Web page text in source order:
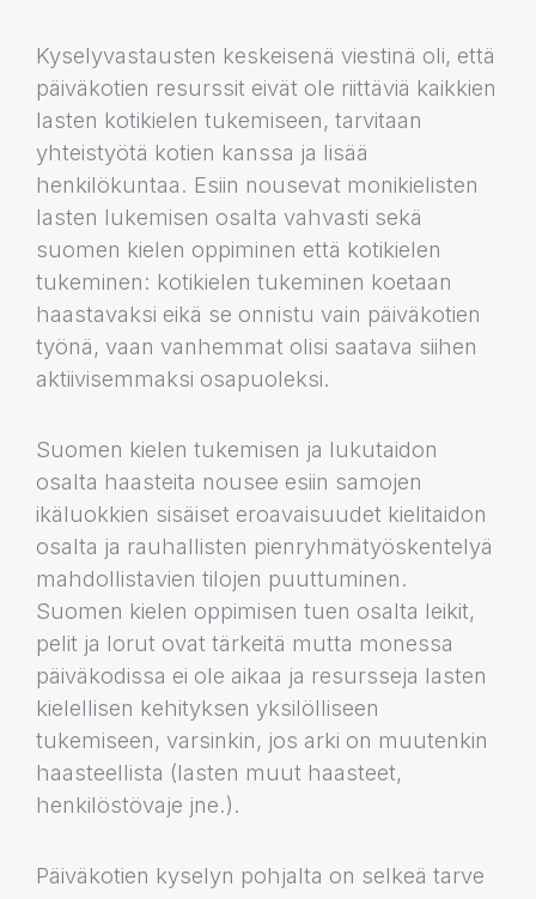
Kyselyvastausten keskeisenä viestinä oli, että
päiväkotien resurssit eivät ole riittäviä kaikkien
lasten kotikielen tukemiseen, tarvitaan
yhteistyötä kotien kanssa ja lisää
henkilökuntaa. Esiin nousevat monikielisten
lasten lukemisen osalta vahvasti sekä
suomen kielen oppiminen että kotikielen
tukeminen: kotikielen tukeminen koetaan
haastavaksi eikä se onnistu vain päiväkotien
työnä, vaan vanhemmat olisi saatava siihen
aktiivisemmaksi osapuoleksi.
Suomen kielen tukemisen ja lukutaidon
osalta haasteita nousee esiin samojen
ikäluokkien sisäiset eroavaisuudet kielitaidon
osalta ja rauhallisten pienryhmätyöskentelyä
mahdollistavien tilojen puuttuminen.
Suomen kielen oppimisen tuen osalta leikit,
pelit ja lorut ovat tärkeitä mutta monessa
päiväkodissa ei ole aikaa ja resursseja lasten
kielellisen kehityksen yksilölliseen
tukemiseen, varsinkin, jos arki on muutenkin
haasteellista (lasten muut haasteet,
henkilöstövaje jne.).
Päiväkotien kyselyn pohjalta on selkeä tarve